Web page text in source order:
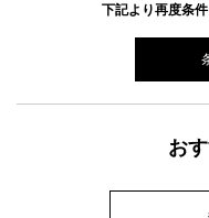
下記より再度条
お